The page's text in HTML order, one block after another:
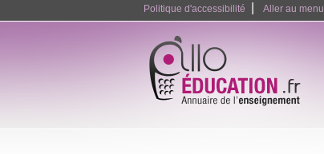
Politique d'accessibilité Aller au menu